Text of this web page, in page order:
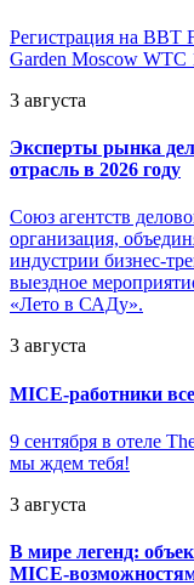
Регистрация на BBT
Garden Moscow WTC
3 августа
Эксперты рынка
отрасль в 2026 году
Союз агентств
организация,
индустрии бизнес-
выездное
«Лето в САДу».
3 августа
MICE-работники
9 сентября в отеле
мы ждем тебя!
3 августа
В мире легенд:
MICE-